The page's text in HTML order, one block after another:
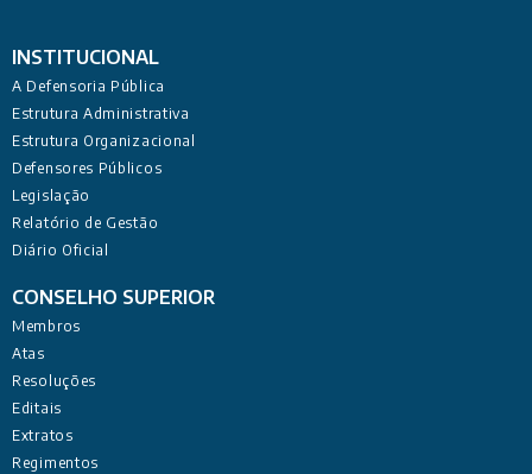
INSTITUCIONAL
A Defensoria Pública
Estrutura Administrativa
Estrutura Organizacional
Defensores Públicos
Legislação
Relatório de Gestão
Diário Oficial
CONSELHO SUPERIOR
Membros
Atas
Resoluções
Editais
Extratos
Regimentos